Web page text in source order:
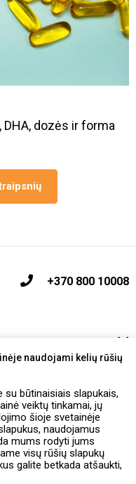
naudojami kelių rūšių
su būtinaisiais slapukais,
veiktų tinkamai, jų
šioje svetainėje
naudojamus
mums rodyti jums
visų rūšių slapukų
galite betkada atšaukti,
DHA, dozės ir forma
+370 800 10008